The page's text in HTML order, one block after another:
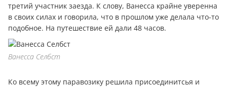
третий участник заезда. К слову, Ванесса крайне уверенна
в своих силах и говорила, что в прошлом уже делала что-то
подобное. На путешествие ей дали 48 часов.
Ванесса Селбст
Ко всему этому паравозику решила присоединитсья и